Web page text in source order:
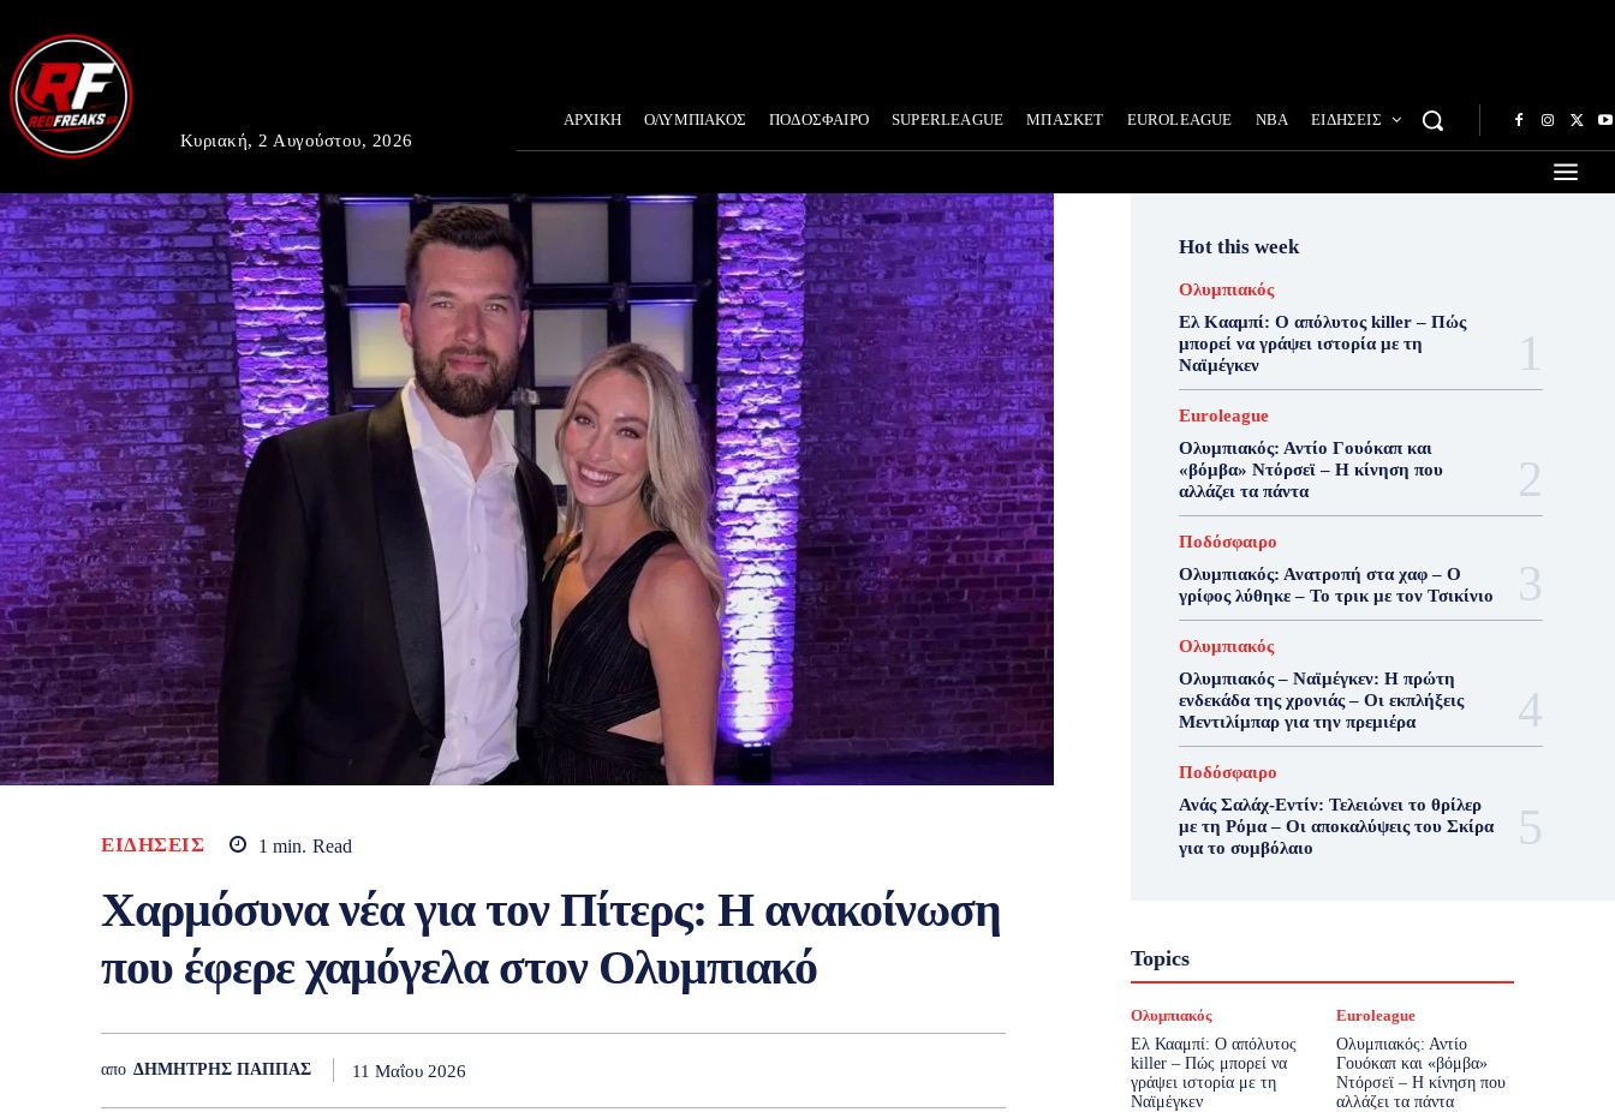
Κυριακή, 2 Αυγούστου, 2026
ΑΡΧΙΚΗ ΟΛΥΜΠΙΑΚΟΣ ΠΟΔΟΣΦΑΙΡΟ SUPERLEAGUE ΜΠΑΣΚΕΤ EUROLEAGUE NBA ΕΙΔΗΣΕΙΣ
ΕΙΔΉΣΕΙΣ 1 min. Read
Χαρμόσυνα νέα για τον Πίτερς: Η ανακοίνωση
που έφερε χαμόγελα στον Ολυμπιακό
απο ΔΗΜΗΤΡΗΣ ΠΑΠΠΑΣ 11 Μαΐου 2026
Hot this week
Ολυμπιακός
Ελ Κααμπί: Ο απόλυτος killer – Πώς
μπορεί να γράψει ιστορία με τη
Ναϊμέγκεν
Euroleague
Ολυμπιακός: Αντίο Γουόκαπ και
«βόμβα» Ντόρσεϊ – Η κίνηση που
αλλάζει τα πάντα
Ποδόσφαιρο
Ολυμπιακός: Ανατροπή στα χαφ – Ο
γρίφος λύθηκε – Το τρικ με τον Τσικίνιο
Ολυμπιακός
Ολυμπιακός – Ναϊμέγκεν: Η πρώτη
ενδεκάδα της χρονιάς – Οι εκπλήξεις
Μεντιλίμπαρ για την πρεμιέρα
Ποδόσφαιρο
Ανάς Σαλάχ-Εντίν: Τελειώνει το θρίλερ
με τη Ρόμα – Οι αποκαλύψεις του Σκίρα
για το συμβόλαιο
Topics
Ολυμπιακός
Ελ Κααμπί: Ο απόλυτος
killer – Πώς μπορεί να
γράψει ιστορία με τη
Ναϊμέγκεν
Euroleague
Ολυμπιακός: Αντίο
Γουόκαπ και «βόμβα»
Ντόρσεϊ – Η κίνηση που
αλλάζει τα πάντα